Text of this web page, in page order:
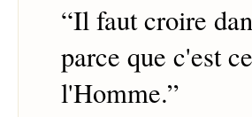
“Il faut croire
parce que c'est
l'Homme.”